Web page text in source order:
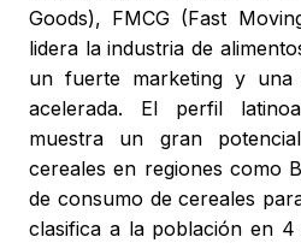
Goods), FMCG (Fast
lidera la industria de
un fuerte marketing y una
acelerada. El perfil
muestra un gran
cereales en regiones como
de consumo de cereales
clasifica a la población en